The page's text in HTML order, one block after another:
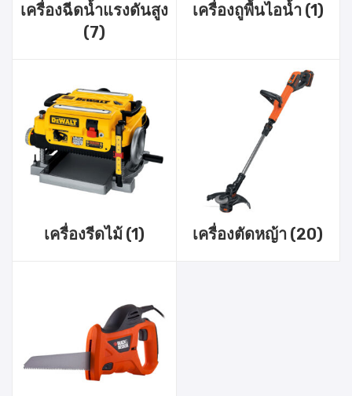
เครื่องฉีดน้ำแรงดันสูง
(7)
เครื่องถูพื้นไอน้ำ (1)
เครื่องรีดไม้ (1) เครื่องตัดหญ้า (20)